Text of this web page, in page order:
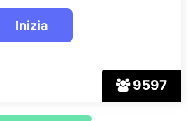
9597